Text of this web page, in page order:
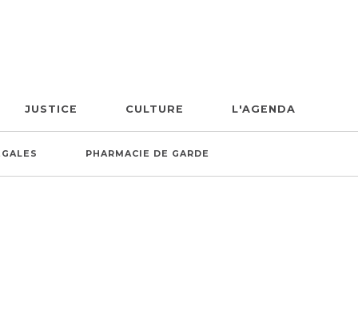
JUSTICE CULTURE L'AGENDA
PHARMACIE DE GARDE